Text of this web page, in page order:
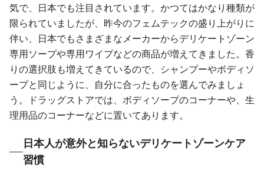
気で、日本でも注目されています。かつてはかなり種類が
限られていましたが、昨今のフェムテックの盛り上がりに
伴い、日本でもさまざまなメーカーからデリケートゾーン
専用ソープや専用ワイプなどの商品が増えてきました。香
りの選択肢も増えてきているので、シャンプーやボディソ
ープと同じように、自分に合ったものを選んでみましょ
う。ドラッグストアでは、ボディソープのコーナーや、生
理用品のコーナーなどに置いてあります。
日本人が意外と知らないデリケートゾーンケア
習慣